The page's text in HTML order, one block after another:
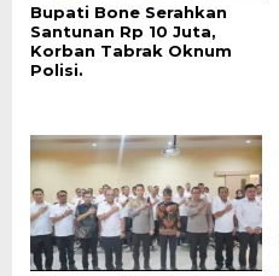
Bupati Bone Serahkan
Santunan Rp 10 Juta,
Korban Tabrak Oknum
Polisi.